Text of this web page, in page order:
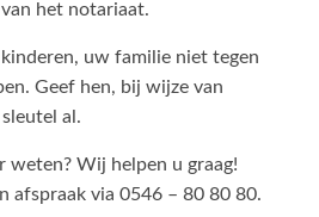
het notariaat.
uw familie niet tegen
Geef hen, bij wijze van
al.
weten? Wij helpen u graag!
afspraak via 0546 – 80 80 80.